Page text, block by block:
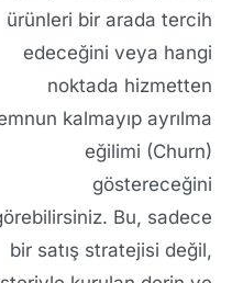
ürünleri bir arada tercih
edeceğini veya hangi
noktada hizmetten
kalmayıp ayrılma
eğilimi (Churn)
göstereceğini
Bu, sadece
bir satış stratejisi değil,